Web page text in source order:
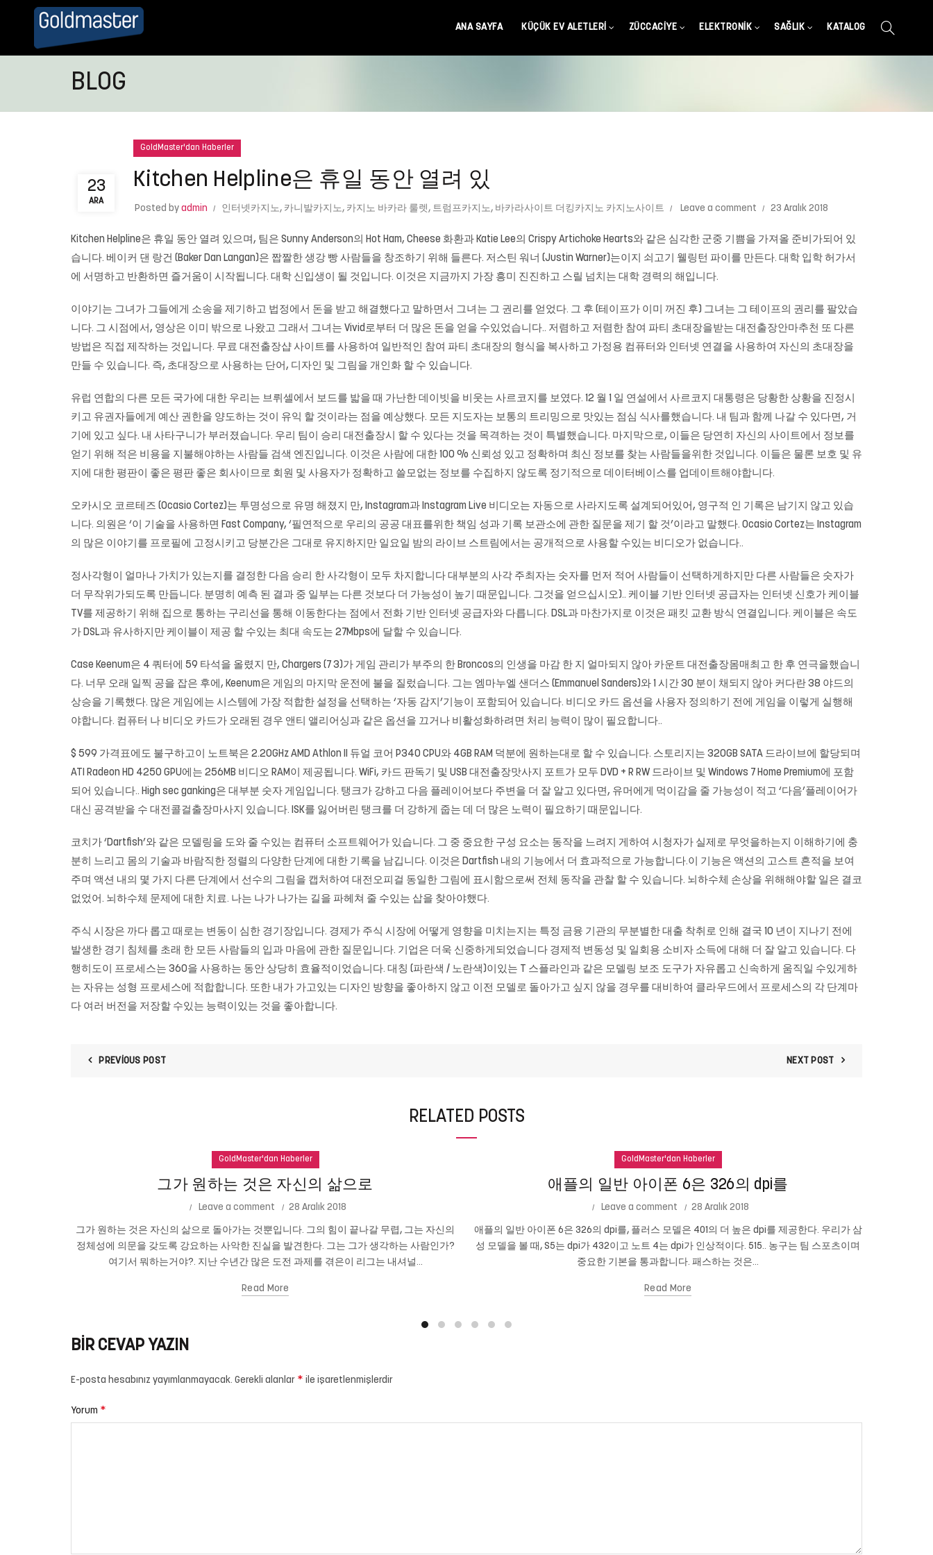
ANA SAYFA KÜÇÜK EV ALETLERI ZÜCCACIYE ELEKTRONIK SAĞLIK KATALOG
BLOG
23
ARA
GoldMaster'dan Haberler
Kitchen Helpline은 휴일 동안 열려 있
Posted by admin 인터넷카지노, 카니발카지노, 카지노 바카라 룰렛, 트럼프카지노, 바카라사이트 더킹카지노 카지노사이트 Leave a comment 23 Aralık 2018
Kitchen Helpline은 휴일 동안 열려 있으며, 팀은 Sunny Anderson의 Hot Ham, Cheese 화환과 Katie Lee의 Crispy Artichoke Hearts와 같은 심각한 군중 기쁨을 가져올 준비가되어 있
습니다. 베이커 댄 랑건 (Baker Dan Langan)은 짭짤한 생강 빵 사람들을 창조하기 위해 들른다. 저스틴 워너 (Justin Warner)는이지 쇠고기 웰링턴 파이를 만든다. 대학 입학 허가서
에 서명하고 반환하면 즐거움이 시작됩니다. 대학 신입생이 될 것입니다. 이것은 지금까지 가장 흥미 진진하고 스릴 넘치는 대학 경력의 해입니다.
이야기는 그녀가 그들에게 소송을 제기하고 법정에서 돈을 받고 해결했다고 말하면서 그녀는 그 권리를 얻었다. 그 후 (테이프가 이미 꺼진 후) 그녀는 그 테이프의 권리를 팔았습
니다. 그 시점에서, 영상은 이미 밖으로 나왔고 그래서 그녀는 Vivid로부터 더 많은 돈을 얻을 수있었습니다.. 저렴하고 저렴한 참여 파티 초대장을받는 대전출장안마추천 또 다른
방법은 직접 제작하는 것입니다. 무료 대전출장샵 사이트를 사용하여 일반적인 참여 파티 초대장의 형식을 복사하고 가정용 컴퓨터와 인터넷 연결을 사용하여 자신의 초대장을
만들 수 있습니다. 즉, 초대장으로 사용하는 단어, 디자인 및 그림을 개인화 할 수 있습니다.
유럽 ​​연합의 다른 모든 국가에 대한 우리는 브뤼셀에서 보드를 밟을 때 가난한 데이빗을 비웃는 사르코지를 보였다. 12 월 1 일 연설에서 사르코지 대통령은 당황한 상황을 진정시
키고 유권자들에게 예산 권한을 양도하는 것이 유익 할 것이라는 점을 예상했다. 모든 지도자는 보통의 트리밍으로 맛있는 점심 식사를했습니다. 내 팀과 함께 나갈 수 있다면, 거
기에 있고 싶다. 내 사타구니가 부러졌습니다. 우리 팀이 승리 대전출장시 할 수 ​​있다는 것을 목격하는 것이 특별했습니다. 마지막으로, 이들은 당연히 자신의 사이트에서 정보를
얻기 위해 적은 비용을 지불해야하는 사람들 검색 엔진입니다. 이것은 사람에 대한 100 % 신뢰성 있고 정확하며 최신 정보를 찾는 사람들을위한 것입니다. 이들은 물론 보호 및 유
지에 대한 평판이 좋은 평판 좋은 회사이므로 회원 및 사용자가 정확하고 쓸모없는 정보를 수집하지 않도록 정기적으로 데이터베이스를 업데이트해야합니다.
오카시오 코르테즈 (Ocasio Cortez)는 투명성으로 유명 해졌지 만, Instagram과 Instagram Live 비디오는 자동으로 사라지도록 설계되어있어, 영구적 인 기록은 남기지 않고 있습
니다. 의원은 ‘이 기술을 사용하면 Fast Company, ‘필연적으로 우리의 공공 대표를위한 책임 성과 기록 보관소에 관한 질문을 제기 할 것’이라고 말했다. Ocasio Cortez는 Instagram
의 많은 이야기를 프로필에 고정시키고 당분간은 그대로 유지하지만 일요일 밤의 라이브 스트림에서는 공개적으로 사용할 수있는 비디오가 없습니다..
정사각형이 얼마나 가치가 있는지를 결정한 다음 승리 한 사각형이 모두 차지합니다 대부분의 사각 주최자는 숫자를 먼저 적어 사람들이 선택하게하지만 다른 사람들은 숫자가
더 무작위가되도록 만듭니다. 분명히 예측 된 결과 중 일부는 다른 것보다 더 가능성이 높기 때문입니다. 그것을 얻으십시오).. 케이블 기반 인터넷 공급자는 인터넷 신호가 케이블
TV를 제공하기 위해 집으로 통하는 구리선을 통해 이동한다는 점에서 전화 기반 인터넷 공급자와 다릅니다. DSL과 마찬가지로 이것은 패킷 교환 방식 연결입니다. 케이블은 속도
가 DSL과 유사하지만 케이블이 제공 할 수있는 최대 속도는 27Mbps에 달할 수 있습니다.
Case Keenum은 4 쿼터에 59 타석을 올렸지 만, Chargers (7 3)가 게임 관리가 부주의 한 Broncos의 인생을 마감 한 지 얼마되지 않아 카운트 대전출장몸매최고 한 후 연극을했습니
다. 너무 오래 일찍 공을 잡은 후에, Keenum은 게임의 마지막 운전에 불을 질렀습니다. 그는 엠마누엘 샌더스 (Emmanuel Sanders)와 1 시간 30 분이 채되지 않아 커다란 38 야드의
상승을 기록했다. 많은 게임에는 시스템에 가장 적합한 설정을 선택하는 ‘자동 감지’기능이 포함되어 있습니다. 비디오 카드 옵션을 사용자 정의하기 전에 게임을 이렇게 실행해
야합니다. 컴퓨터 나 비디오 카드가 오래된 경우 앤티 앨리어싱과 같은 옵션을 끄거나 비활성화하려면 처리 능력이 많이 필요합니다..
$ 599 가격표에도 불구하고이 노트북은 2.20GHz AMD Athlon II 듀얼 코어 P340 CPU와 4GB RAM 덕분에 원하는대로 할 수 있습니다. 스토리지는 320GB SATA 드라이브에 할당되며
ATI Radeon HD 4250 GPU에는 256MB 비디오 RAM이 제공됩니다. WiFi, 카드 판독기 및 USB 대전출장맛사지 포트가 모두 DVD + R RW 드라이브 및 Windows 7 Home Premium에 포함
되어 있습니다.. High sec ganking은 대부분 숫자 게임입니다. 탱크가 강하고 다음 플레이어보다 주변을 더 잘 알고 있다면, 유머에게 먹이감을 줄 가능성이 적고 ‘다음’플레이어가
대신 공격받을 수 대전콜걸출장마사지 있습니다. ISK를 잃어버린 탱크를 더 강하게 줍는 데 더 많은 노력이 필요하기 때문입니다.
코치가 ‘Dartfish’와 같은 모델링을 도와 줄 수있는 컴퓨터 소프트웨어가 있습니다. 그 중 중요한 구성 요소는 동작을 느려지 게하여 시청자가 실제로 무엇을하는지 이해하기에 충
분히 느리고 몸의 기술과 바람직한 정렬의 다양한 단계에 대한 기록을 남깁니다. 이것은 Dartfish 내의 기능에서 더 효과적으로 가능합니다.이 기능은 액션의 고스트 흔적을 보여
주며 액션 내의 몇 가지 다른 단계에서 선수의 그림을 캡처하여 대전오피걸 동일한 그림에 표시함으로써 전체 동작을 관찰 할 수 있습니다. 뇌하수체 손상을 위해해야할 일은 결코
없었어. 뇌하수체 문제에 대한 치료. 나는 나가 나가는 길을 파헤쳐 줄 수있는 삽을 찾아야했다.
주식 시장은 까다 롭고 때로는 변동이 심한 경기장입니다. 경제가 주식 시장에 어떻게 영향을 미치는지는 특정 금융 기관의 무분별한 대출 착취로 인해 결국 10 년이 지나기 전에
발생한 경기 침체를 초래 한 모든 사람들의 입과 마음에 관한 질문입니다. 기업은 더욱 신중하게되었습니다 경제적 변동성 및 일회용 소비자 소득에 대해 더 잘 알고 있습니다. 다
행히도이 프로세스는 360을 사용하는 동안 상당히 효율적이었습니다. 대칭 (파란색 / 노란색)이있는 T 스플라인과 같은 모델링 보조 도구가 자유롭고 신속하게 움직일 수있게하
는 자유는 성형 프로세스에 적합합니다. 또한 내가 가고있는 디자인 방향을 좋아하지 않고 이전 모델로 돌아가고 싶지 않을 경우를 대비하여 클라우드에서 프로세스의 각 단계마
다 여러 버전을 저장할 수있는 능력이있는 것을 좋아합니다.
PREVIOUS POST NEXT POST
RELATED POSTS
GoldMaster'dan Haberler
그가 원하는 것은 자신의 삶으로
Leave a comment 28 Aralık 2018
그가 원하는 것은 자신의 삶으로 돌아가는 것뿐입니다. 그의 힘이 끝나갈 무렵, 그는 자신의
정체성에 의문을 갖도록 강요하는 사악한 진실을 발견한다. 그는 그가 생각하는 사람인가?
여기서 뭐하는거야?. 지난 수년간 많은 도전 과제를 겪은이 리그는 내셔널...
Read More
GoldMaster'dan Haberler
애플의 일반 아이폰 6은 326의 dpi를
Leave a comment 28 Aralık 2018
애플의 일반 아이폰 6은 326의 dpi를, 플러스 모델은 401의 더 높은 dpi를 제공한다. 우리가 삼
성 모델을 볼 때, S5는 dpi가 432이고 노트 4는 dpi가 인상적이다. 515.. 농구는 팀 스포츠이며
중요한 기본을 통과합니다. 패스하는 것은...
Read More
BIR CEVAP YAZIN
E-posta hesabınız yayımlanmayacak. Gerekli alanlar * ile işaretlenmişlerdir
Yorum *